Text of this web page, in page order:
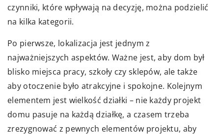
czynniki, które wpływają na decyzję, można podzielić
na kilka kategorii.
Po pierwsze, lokalizacja jest jednym z
najważniejszych aspektów. Ważne jest, aby dom był
blisko miejsca pracy, szkoły czy sklepów, ale także
aby otoczenie było atrakcyjne i spokojne. Kolejnym
elementem jest wielkość działki – nie każdy projekt
domu pasuje na każdą działkę, a czasem trzeba
zrezygnować z pewnych elementów projektu, aby